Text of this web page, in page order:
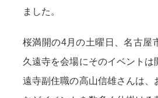
ました。
桜満開の4月の土曜日、名古屋
久遠寺を会場にそのイベントは
遠寺副住職の高山信雄さんは、